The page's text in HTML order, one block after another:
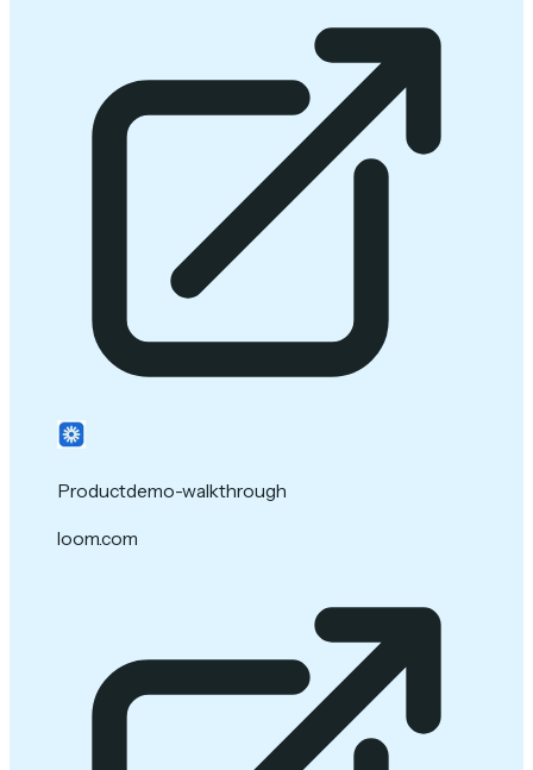
Productdemo-walkthrough
loom.com